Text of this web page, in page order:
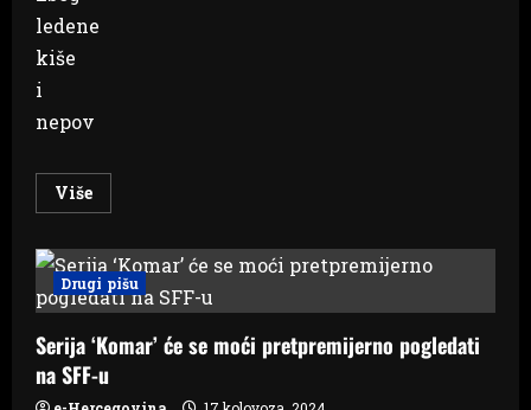
ledene
kiše
i
nepov
VišeRead
more
program
Adventa
u
Mostaru,
trodnevna
proslava
Nove
godine
Drugi pišu
Serija ‘Komar’ će se moći pretpremijerno pogledati
na SFF-u